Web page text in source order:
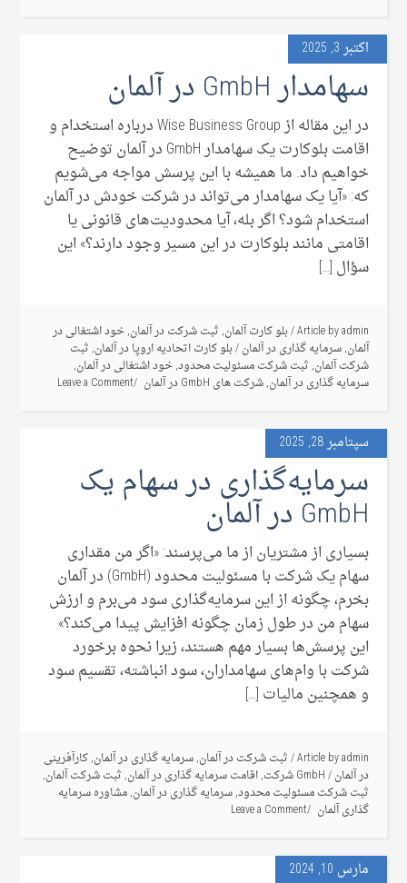
اکتبر 3, 2025
سهامدار GmbH در آلمان
در این مقاله از Wise Business Group درباره استخدام و
اقامت بلوکارت یک سهامدار GmbH در آلمان توضیح
خواهیم داد. ما همیشه با این پرسش مواجه می‌شویم
که: «آیا یک سهامدار می‌تواند در شرکت خودش در آلمان
استخدام شود؟ اگر بله، آیا محدودیت‌های قانونی یا
اقامتی مانند بلوکارت در این مسیر وجود دارند؟» این
سؤال […]
Article byadmin
/بلو کارت آلمان,ثبت شرکت در آلمان,خود اشتغالی در
آلمان,سرمایه گذاری در آلمان/بلو کارت اتحادیه اروپا در آلمان,ثبت
شرکت آلمان,ثبت شرکت مسئولیت محدود,خود اشتغالی در آلمان,
سرمایه گذاری در آلمان,شرکت های GmbH در آلمان Leave a Comment
سپتامبر 28, 2025
سرمایه‌گذاری در سهام یک
GmbH در آلمان
بسیاری از مشتریان از ما می‌پرسند: «اگر من مقداری
سهام یک شرکت با مسئولیت محدود (GmbH) در آلمان
بخرم، چگونه از این سرمایه‌گذاری سود می‌برم و ارزش
سهام من در طول زمان چگونه افزایش پیدا می‌کند؟»
این پرسش‌ها بسیار مهم هستند، زیرا نحوه برخورد
شرکت با وام‌های سهامداران، سود انباشته، تقسیم سود
و همچنین مالیات […]
Article byadmin
/ثبت شرکت در آلمان,سرمایه گذاری در آلمان,کارآفرینی
در آلمان/GmbH شرکت ,اقامت سرمایه گذاری در آلمان,ثبت شرکت آلمان,
ثبت شرکت مسئولیت محدود,سرمایه گذاری در آلمان,مشاوره سرمایه
گذاری آلمان Leave a Comment
مارس 10, 2024